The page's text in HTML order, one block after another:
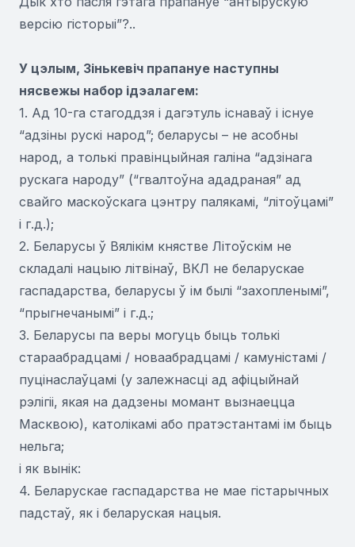
версію гісторыі”?..
У цэлым, Зінькевіч прапануе наступны
нясвежы набор ідэалагем:
1. Ад 10-га стагоддзя і дагэтуль існаваў і існуе
“адзіны рускі народ”; беларусы – не асобны
народ, а толькі правінцыйная галіна “адзінага
рускага народу” (“гвалтоўна ададраная” ад
свайго маскоўскага цэнтру палякамі, “літоўцамі”
і г.д.);
2. Беларусы ў Вялікім княстве Літоўскім не
складалі нацыю літвінаў, ВКЛ не беларускае
гаспадарства, беларусы ў ім былі “захопленымі”,
“прыгнечанымі” і г.д.;
3. Беларусы па веры могуць быць толькі
стараабрадцамі / новаабрадцамі / камуністамі /
пуцінаслаўцамі (у залежнасці ад афіцыйнай
рэлігіі, якая на дадзены момант вызнаецца
Масквою), католікамі або пратэстантамі ім быць
нельга;
і як вынік:
4. Беларускае гаспадарства не мае гістарычных
падстаў, як і беларуская нацыя.